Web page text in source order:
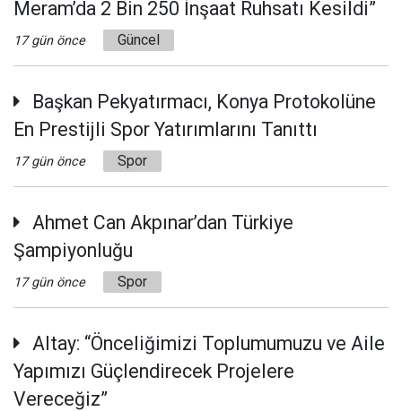
Meram’da 2 Bin 250 İnşaat Ruhsatı Kesildi”
17 gün önce Güncel
Başkan Pekyatırmacı, Konya Protokolüne
En Prestijli Spor Yatırımlarını Tanıttı
17 gün önce Spor
Ahmet Can Akpınar’dan Türkiye
Şampiyonluğu
17 gün önce Spor
Altay: “Önceliğimizi Toplumumuzu ve Aile
Yapımızı Güçlendirecek Projelere
Vereceğiz”